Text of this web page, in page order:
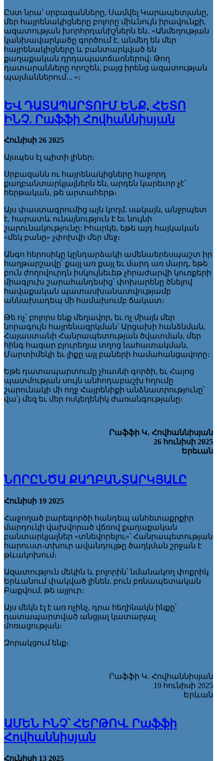
Ըստ նրա՝ սրբազանները, Սամվել Կարապետյանը,
մեր հայրենակիցները բոլորը միևնույն իրավունքի,
ազատության խորհրդանիշներն են․ «Անմեղության
կանխավարկածը գործում է, անմեղ են մեր
հայրենակիցները և բանտարկված են
քաղաքական դրդապատճառներով։ Թող
դատարանները որոշեն, բայց իրենց ազատության
պայմաններում... »։
ԵՎ ԴԱՏԱՊԱՐՏՈՒՄ ԵՆՔ, ՀԵՏՈ
ԻՆՉ. Րաֆֆի Հովհաննիսյան
Հունիսի 26 2025
Այսպես էլ պիտի լիներ։
Սրբազանն ու հայրենակիցները հաջորդ
քաղբանտարկյալներն են, արդեն կարեւոր չէ՝
հերթական, թե արտահերթ։
Այս փաստագրումից այն կողմ, սակայն, անջրպետ
է, հարատև ունայնություն է եւ նույնի
շարունակությունը: Իհարկե, եթե այդ հայկական
«մեկ բանը» չփոխվի մեր մեջ։
Անգո հերոսիկը կընդարձակի ամենաերեսպաշտ իր
հաղթարշավը՝ քայլ առ քայլ եւ մարդ առ մարդ, եթե
բուն ժողովուրդն իսկույնեւեթ չհրաժարվի կուռքերի
միագլուխ շարահանդեսից՝ փոխարենը ծնելով
հավաքական պատասխանատվությամբ
աննախադեպ մի համախումբ ճակատ։
Թե ոչ՝ բոլորս ենք մեղավոր, եւ ոչ միայն մեր
նորագույն հայրենազրկման՝ Արցախի հանձնման,
Հայաստանի Հանրապետության ծվատման, մեր
հինգ հազար բյուրեղյա տղոց նահատակման,
Մարտիմեկի եւ լիքը այլ բաների համահանցավորը։
Եթե դատապարտումը չհասնի գործի, եւ Հայոց
պատմության սույն անհոդաբաշխ հղումը
շարունակի մի ողջ Հայրենիքի անձնատրությունը՝
վա՛յ մեզ եւ մեր ոսկեղենիկ ժառանգությանը։
Րաֆֆի Կ․ Հովհաննիսյան
26 հունիսի 2025
Երեւան
ՆՈՐԸՆԾԱ ՔԱՂԲԱՆՏԱՐԿՅԱԼԸ
Հունիսի 19 2025
Հաջողած բարեգործի հանդեպ անհետաքրքիր
մարդուկի վախվորած վճռով քաղաքական
բանտարկյալներ «տնեվորելու»՝ Հանրապետության
հարուստ-տխուր ավանդույթը ծաղկման շրջան է
թևակոխում։
Ազատություն մեկին և բոլորին՝ նմանակող փոքրիկ
Երևանում փակված լինեն, բուն բռնապետական
Բաքվում, թե այլուր։
Այս մեկն էլ է առ ոչինչ, դրա հեղինակն ինքը՝
դատապարտված անցյալ կատարյալ
մոռացության։
Զորակցում ենք։
Րաֆֆի Կ․ Հովհաննիսյան
19 հունիսի 2025
Երևան
ԱՄԵՆ ԻՆՉ՝ ՀԵՐԹՈՎ. Րաֆֆի
Հովհաննիսյան
Հունիսի 13 2025